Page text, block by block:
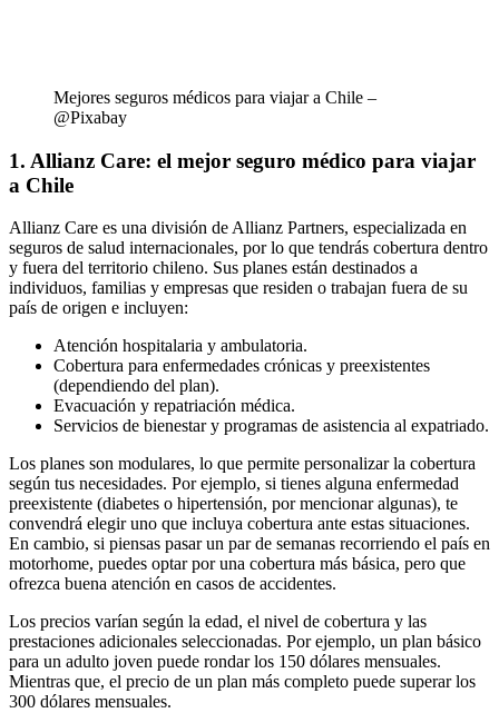
Mejores seguros médicos para viajar a Chile –
@Pixabay
1. Allianz Care: el mejor seguro médico para viajar
a Chile
Allianz Care es una división de Allianz Partners, especializada en
seguros de salud internacionales, por lo que tendrás cobertura dentro
y fuera del territorio chileno. Sus planes están destinados a
individuos, familias y empresas que residen o trabajan fuera de su
país de origen e incluyen:
Atención hospitalaria y ambulatoria.
Cobertura para enfermedades crónicas y preexistentes
(dependiendo del plan).
Evacuación y repatriación médica.
Servicios de bienestar y programas de asistencia al expatriado.
Los planes son modulares, lo que permite personalizar la cobertura
según tus necesidades. Por ejemplo, si tienes alguna enfermedad
preexistente (diabetes o hipertensión, por mencionar algunas), te
convendrá elegir uno que incluya cobertura ante estas situaciones.
En cambio, si piensas pasar un par de semanas recorriendo el país en
motorhome, puedes optar por una cobertura más básica, pero que
ofrezca buena atención en casos de accidentes.
Los precios varían según la edad, el nivel de cobertura y las
prestaciones adicionales seleccionadas. Por ejemplo, un plan básico
para un adulto joven puede rondar los 150 dólares mensuales.
Mientras que, el precio de un plan más completo puede superar los
300 dólares mensuales.